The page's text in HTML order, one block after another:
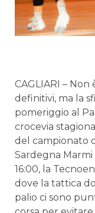
CAGLIARI –
definitivi, ma la
pomeriggio al
crocevia
del campionato
Sardegna Marmi
16:00, la
dove la tattica
palio ci sono